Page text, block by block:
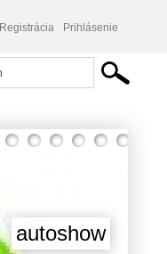
Registrácia Prihlásenie
autoshow